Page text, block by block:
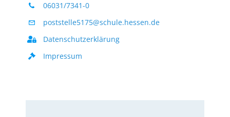
06031/7341-0
poststelle5175@schule.hessen.de
Datenschutzerklärung
Impressum